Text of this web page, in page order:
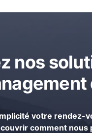
nos
votre rendez-
comment nous